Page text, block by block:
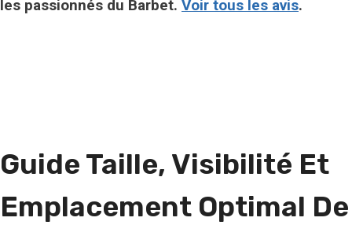
les passionnés du Barbet. Voir tous les avis.
Guide Taille, Visibilité Et
Emplacement Optimal De